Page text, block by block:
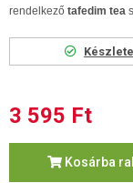
rendelkező tafedim tea
3 595 Ft
Kosárba